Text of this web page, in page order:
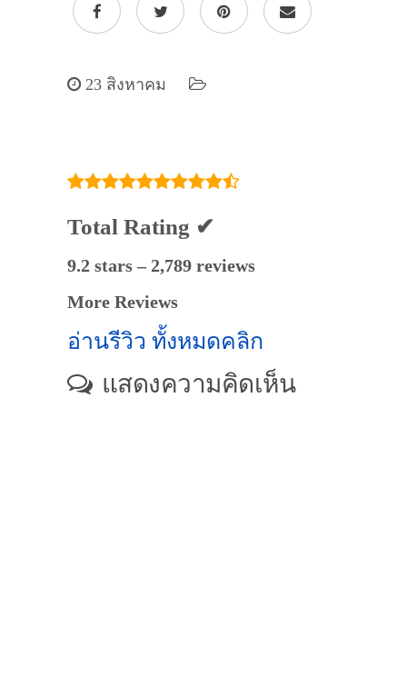
23 สิงหาคม
Total Rating ✔
9.2 stars – 2,789 reviews
More Reviews
อ่านรีวิว ทั้งหมดคลิก
แสดงความคิดเห็น